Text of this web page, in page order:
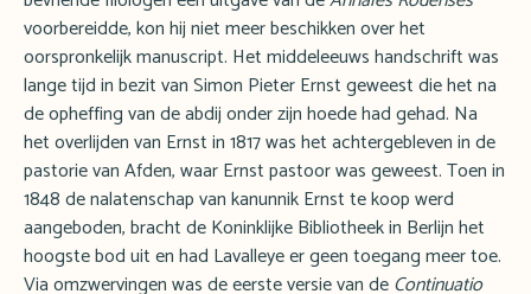
voorbereidde, kon hij niet meer beschikken over het
oorspronkelijk manuscript. Het middeleeuws handschrift was
lange tijd in bezit van Simon Pieter Ernst geweest die het na
de opheffing van de abdij onder zijn hoede had gehad. Na
het overlijden van Ernst in 1817 was het achtergebleven in de
pastorie van Afden, waar Ernst pastoor was geweest. Toen in
1848 de nalatenschap van kanunnik Ernst te koop werd
aangeboden, bracht de Koninklijke Bibliotheek in Berlijn het
hoogste bod uit en had Lavalleye er geen toegang meer toe.
Via omzwervingen was de eerste versie van deContinuatio